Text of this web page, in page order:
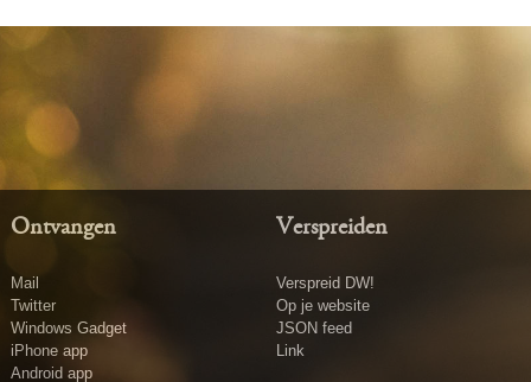
Ontvangen
Mail
Twitter
Windows Gadget
iPhone app
Android app
Verspreiden
Verspreid DW!
Op je website
JSON feed
Link